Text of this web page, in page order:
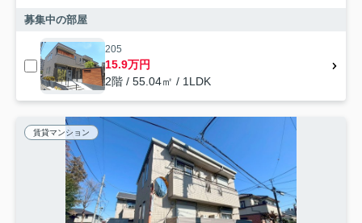
募集中の部屋
205
15.9万円
2階 / 55.04㎡ / 1LDK
賃貸マンション